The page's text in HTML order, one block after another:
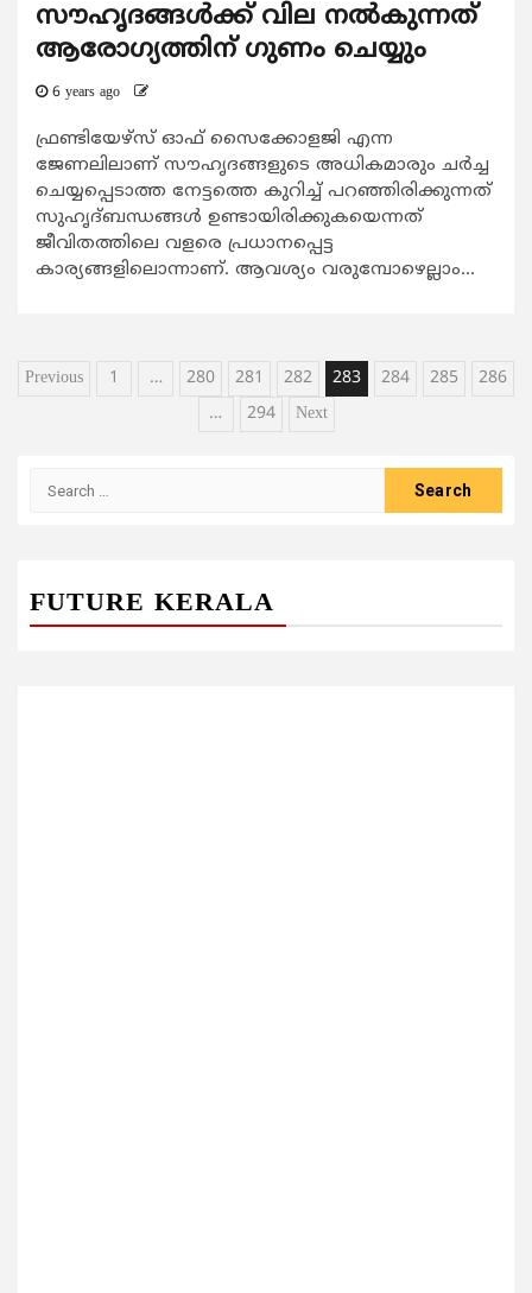
സൗഹൃദങ്ങൾക്ക് വില നൽകുന്നത്
ആരോഗ്യത്തിന് ഗുണം ചെയ്യും
6 years ago
ഫ്ര‌ണ്ടിയേഴ്സ് ഓഫ് സൈക്കോളജി എന്ന
ജേണലിലാണ് സൗഹൃദങ്ങളുടെ അധികമാരും ചർച്ച
ചെയ്യപ്പെടാത്ത നേട്ടത്തെ കുറിച്ച് പറഞ്ഞിരിക്കുന്നത്
സുഹൃദ്ബന്ധങ്ങൾ ഉണ്ടായിരിക്കുകയെന്നത്
ജീവിതത്തിലെ വളരെ പ്രധാനപ്പെട്ട
കാര്യങ്ങളിലൊന്നാണ്. ആവശ്യം വരുമ്പോഴെല്ലാം...
Posts
Previous 1 … 280 281 282 283 284 285
286
…
294 Next
FUTURE KERALA